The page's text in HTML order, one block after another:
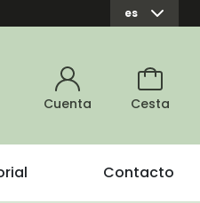
es
Cuenta Cesta
Contacto